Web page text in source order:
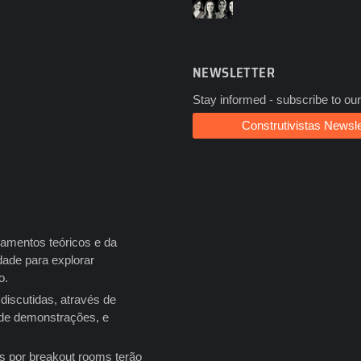
teóricos e da
para explorar
através de
demonstrações, e
por breakout rooms terão
NEWSLETTER
Stay informed - subscribe to
Construtivistas